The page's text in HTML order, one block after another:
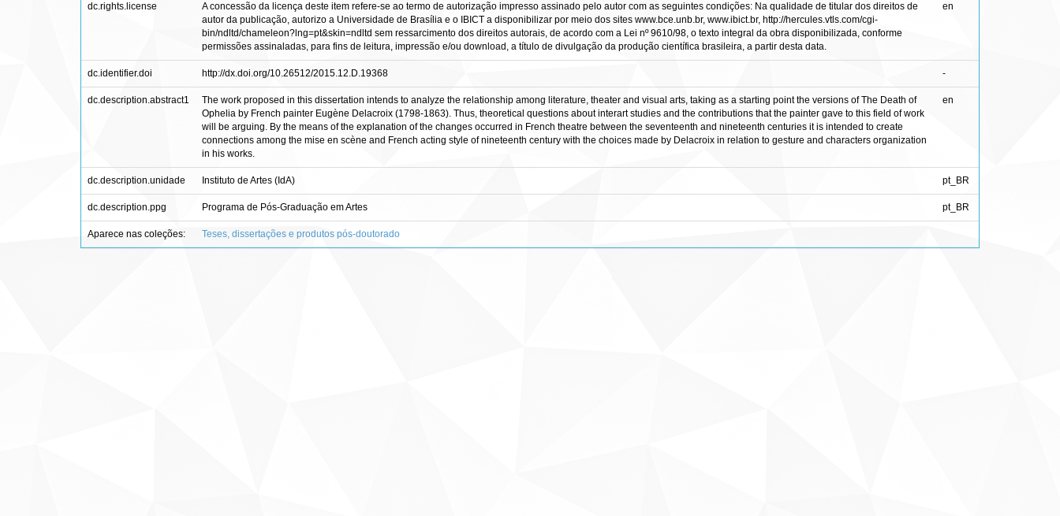
dc.rights.license
A concessão da licença deste item refere-se ao termo de autorização impresso assinado pelo autor com as seguintes condições: Na qualidade de titular dos direitos de
autor da publicação, autorizo a Universidade de Brasília e o IBICT a disponibilizar por meio dos sites www.bce.unb.br, www.ibict.br, http://hercules.vtls.com/cgi-
bin/ndltd/chameleon?lng=pt&skin=ndltd sem ressarcimento dos direitos autorais, de acordo com a Lei nº 9610/98, o texto integral da obra disponibilizada, conforme
permissões assinaladas, para fins de leitura, impressão e/ou download, a título de divulgação da produção científica brasileira, a partir desta data.
en
dc.identifier.doi http://dx.doi.org/10.26512/2015.12.D.19368 -
dc.description.abstract1
The work proposed in this dissertation intends to analyze the relationship among literature, theater and visual arts, taking as a starting point the versions of The Death of
Ophelia by French painter Eugène Delacroix (1798-1863). Thus, theoretical questions about interart studies and the contributions that the painter gave to this field of work
will be arguing. By the means of the explanation of the changes occurred in French theatre between the seventeenth and nineteenth centuries it is intended to create
connections among the mise en scène and French acting style of nineteenth century with the choices made by Delacroix in relation to gesture and characters organization
in his works.
en
dc.description.unidade Instituto de Artes (IdA) pt_BR
dc.description.ppg Programa de Pós-Graduação em Artes pt_BR
Aparece nas coleções: Teses, dissertações e produtos pós-doutorado